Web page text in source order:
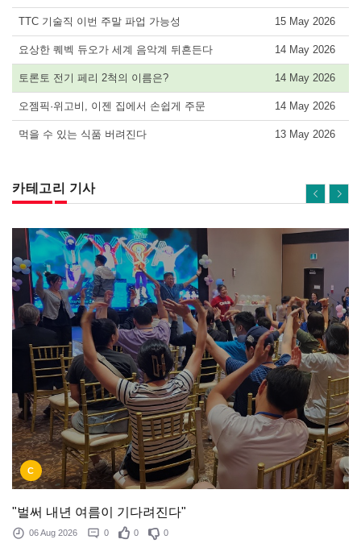
TTC 기술직 이번 주말 파업 가능성 15 May 2026
요상한 퀘벡 듀오가 세계 음악계 뒤흔든다 14 May 2026
토론토 전기 페리 2척의 이름은? 14 May 2026
오젬픽·위고비, 이젠 집에서 손쉽게 주문 14 May 2026
먹을 수 있는 식품 버려진다 13 May 2026
카테고리 기사
C
"벌써 내년 여름이 기다려진다"
06 Aug 2026 0 0 0